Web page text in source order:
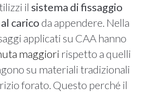
il sistema di fissaggio
carico da appendere. Nella
applicati su CAA hanno
maggiori rispetto a quelli
su materiali tradizionali
forato. Questo perché il